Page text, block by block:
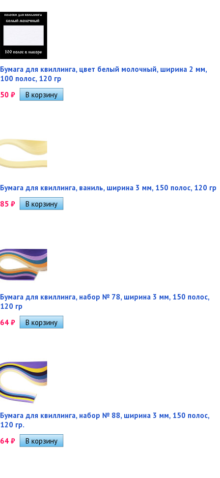
Бумага для квиллинга, цвет белый молочный, ширина 2 мм,
100 полос, 120 гр
50 ₽
Бумага для квиллинга, ваниль, ширина 3 мм, 150 полос, 120 гр
85 ₽
Бумага для квиллинга, набор № 78, ширина 3 мм, 150 полос,
120 гр
64 ₽
Бумага для квиллинга, набор № 88, ширина 3 мм, 150 полос,
120 гр.
64 ₽